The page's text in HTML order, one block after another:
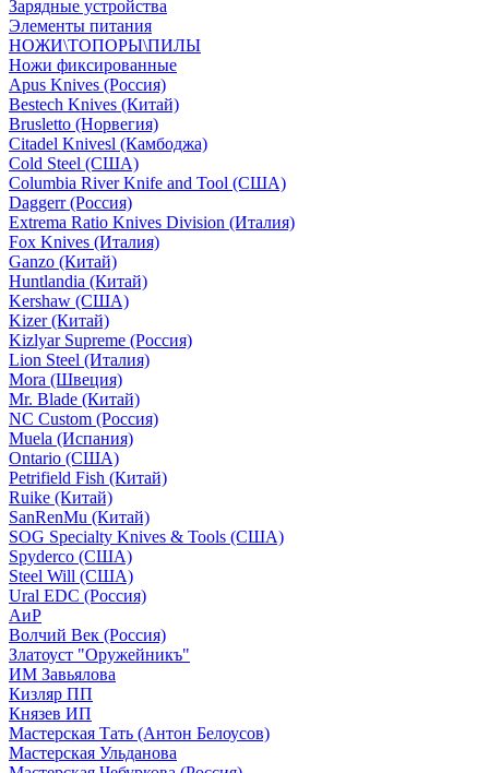
Зарядные устройства
Элементы питания
НОЖИ\ТОПОРЫ\ПИЛЫ
Ножи фиксированные
Apus Knives (Россия)
Bestech Knives (Китай)
Brusletto (Норвегия)
Citadel Knivesl (Камбоджа)
Cold Steel (США)
Columbia River Knife and Tool (США)
Daggerr (Россия)
Extrema Ratio Knives Division (Италия)
Fox Knives (Италия)
Ganzo (Китай)
Huntlandia (Китай)
Kershaw (США)
Kizer (Китай)
Kizlyar Supreme (Россия)
Lion Steel (Италия)
Mora (Швеция)
Mr. Blade (Китай)
NC Custom (Россия)
Muela (Испания)
Ontario (США)
Petrifield Fish (Китай)
Ruike (Китай)
SanRenMu (Китай)
SOG Specialty Knives & Tools (США)
Spyderco (США)
Steel Will (США)
Ural EDC (Россия)
АиР
Волчий Век (Россия)
Златоуст "Оружейникъ"
ИМ Завьялова
Кизляр ПП
Князев ИП
Мастерская Тать (Антон Белоусов)
Мастерская Ульданова